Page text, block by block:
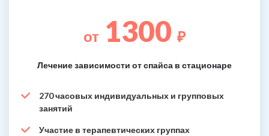
от 1300 ₽
Лечение зависимости от спайса в стационаре
270 часовых индивидуальных и групповых
занятий
Участие в терапевтических группах